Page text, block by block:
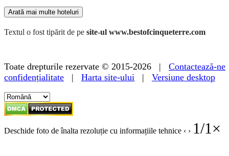
Arată mai multe hoteluri
Textul o fost tipărit de pe site-ul www.bestofcinqueterre.com
Toate drepturile rezervate © 2015-2026 | Contactează-ne
confidențialitate | Harta site-ului | Versiune desktop
Deschide foto de înalta rezoluție cu informațiile tehnice ‹ › 1/1 ×